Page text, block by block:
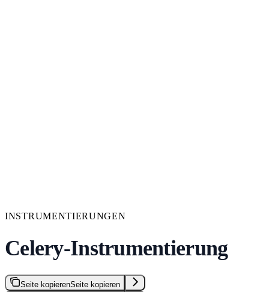
INSTRUMENTIERUNGEN
Celery-Instrumentierung
Seite kopierenSeite kopieren